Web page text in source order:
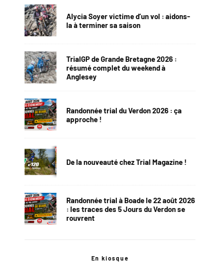
Alycia Soyer victime d’un vol : aidons-
la à terminer sa saison
TrialGP de Grande Bretagne 2026 :
résumé complet du weekend à
Anglesey
Randonnée trial du Verdon 2026 : ça
approche !
De la nouveauté chez Trial Magazine !
Randonnée trial à Boade le 22 août 2026
: les traces des 5 Jours du Verdon se
rouvrent
En kiosque